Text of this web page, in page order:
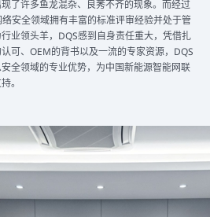
了许多鱼龙混杂、良莠不齐的现象。而经过
安全领域拥有丰富的标准评审经验并处于管
业领头羊，DQS感到自身责任重大，凭借扎
可、OEM的背书以及一流的专家资源，DQS
全领域的专业优势，为中国新能源智能网联
。